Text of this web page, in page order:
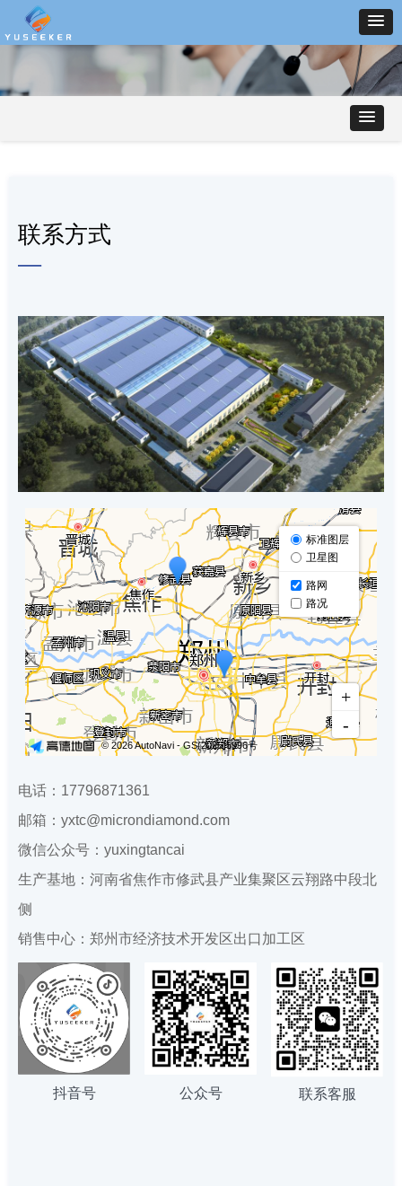
联系方式
—
电话：17796871361
邮箱：yxtc@microndiamond.com
微信公众号：yuxingtancai
生产基地：河南省焦作市修武县产业集聚区云翔路中段北
侧
销售中心：郑州市经济技术开发区出口加工区
抖音号 公众号 联系客服